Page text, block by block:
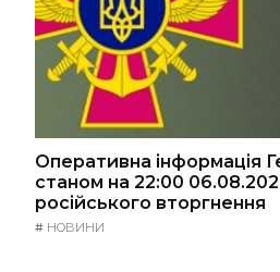
Оперативна інформація
станом на 22:00
російського вторгнення
# НОВИНИ